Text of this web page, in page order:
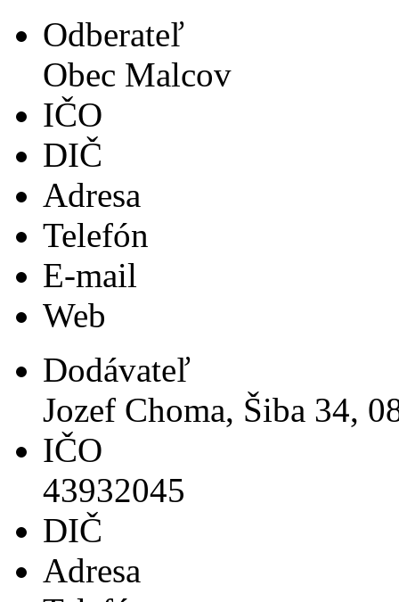
Odberateľ
Obec Malcov
IČO
DIČ
Adresa
Telefón
E-mail
Web
Dodávateľ
Jozef Choma, Šiba 34,
IČO
43932045
DIČ
Adresa